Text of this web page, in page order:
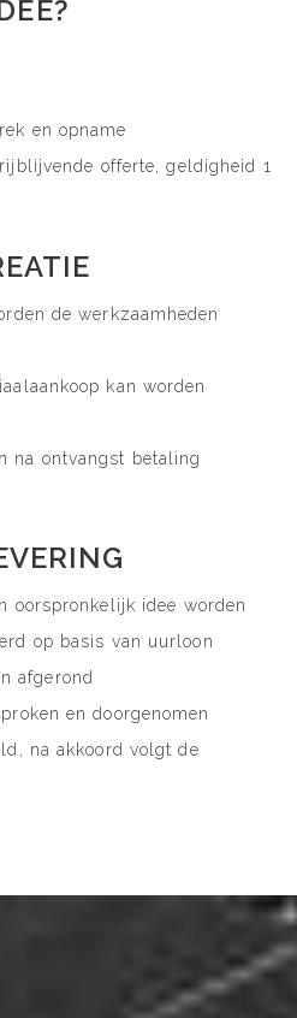
en opname
offerte, geldigheid 1
de werkzaamheden
kan worden
na ontvangst betaling
oorspronkelijk idee worden
op basis van uurloon
afgerond
en doorgenomen
na akkoord volgt de